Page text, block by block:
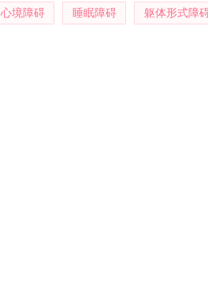
心境障碍 睡眠障碍 躯体形式障